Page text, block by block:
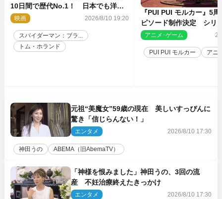
10日間で歴代No.1！ 日本でも洋画
実写最速で興収30億円突破
映画 2026/8/10 19:20
スパイダーマン：ブラ...
トム・ホランド
『PUI PUI モルカー』5
ピソード制作決定 シリ
親・見里朝希監督が復帰
アニメ･ゲーム
PUI PUI モルカー アニ
元祖“美魔女”59歳の現在 美しいすっぴんに
驚き「信じらんない！」
エンタメ 2026/8/10 17:30
神田うの ABEMA（旧AbemaTV）
「神様を恨みました」神田うの、3回の流
産 不妊治療終えたきっかけ
エンタメ 2026/8/10 17:30